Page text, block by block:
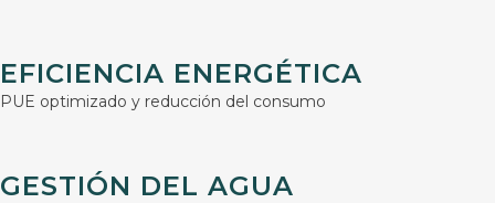
EFICIENCIA ENERGÉTICA
PUE optimizado y reducción del consumo
GESTIÓN DEL AGUA